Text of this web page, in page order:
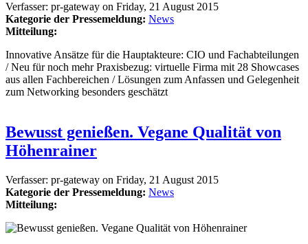
Verfasser: pr-gateway on Friday, 21 August 2015
Kategorie der Pressemeldung: News
Mitteilung:
Innovative Ansätze für die Hauptakteure: CIO und Fachabteilungen
/ Neu für noch mehr Praxisbezug: virtuelle Firma mit 28 Showcases
aus allen Fachbereichen / Lösungen zum Anfassen und Gelegenheit
zum Networking besonders geschätzt
Bewusst genießen. Vegane Qualität von
Höhenrainer
Verfasser: pr-gateway on Friday, 21 August 2015
Kategorie der Pressemeldung: News
Mitteilung: